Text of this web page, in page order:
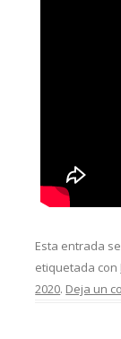
Esta entrada
etiquetada con
2020. Deja un